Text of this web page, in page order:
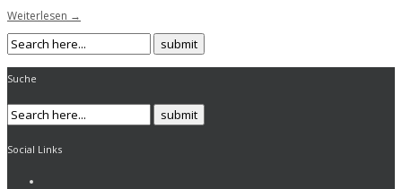
Weiterlesen →
Suche
Social Links